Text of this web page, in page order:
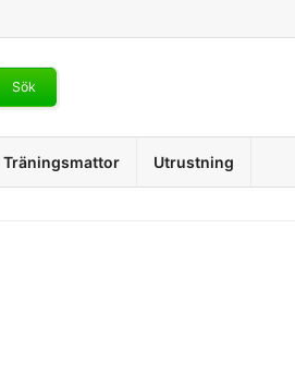
Sök
Träningsmattor Utrustning